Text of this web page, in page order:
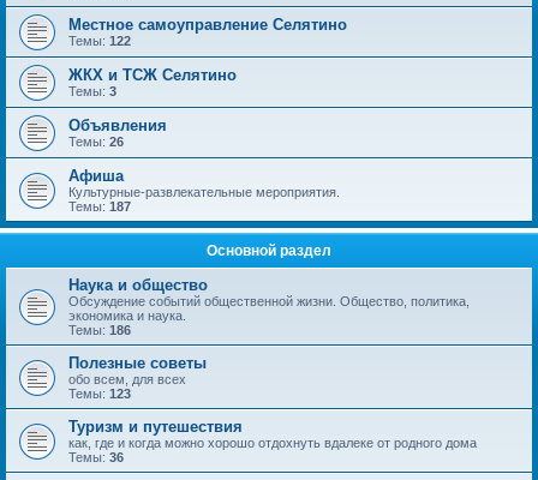
Местное самоуправление Селятино
Темы: 122
ЖКХ и ТСЖ Селятино
Темы: 3
Объявления
Темы: 26
Афиша
Культурные-развлекательные мероприятия.
Темы: 187
Основной раздел
Наука и общество
Обсуждение событий общественной жизни. Общество, политика,
экономика и наука.
Темы: 186
Полезные советы
обо всем, для всех
Темы: 123
Туризм и путешествия
как, где и когда можно хорошо отдохнуть вдалеке от родного дома
Темы: 36